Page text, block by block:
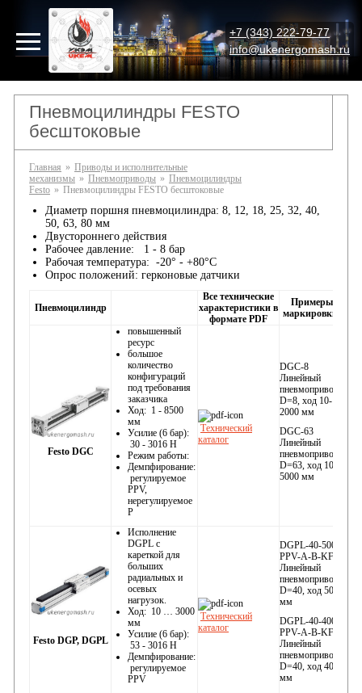
+7 (343) 222-79-77
info@ukenergomash.ru
Пневмоцилиндры FESTO
бесштоковые
Главная » Приводы и исполнительные
механизмы » Пневмоприводы » Пневмоцилиндры
Festo » Пневмоцилиндры FESTO бесштоковые
Диаметр поршня пневмоцилиндра: 8, 12, 18, 25, 32, 40,
50, 63, 80 мм
Двустороннего действия
Рабочее давление: 1 - 8 бар
Рабочая температура: -20° - +80°С
Опрос положений: герконовые датчики
Пневмоцилиндр
Все технические
характеристики в
формате PDF
Примеры
маркировки:
Festo DGС
повышенный
ресурс
большое
количество
конфигураций
под требования
заказчика
Ход: 1 - 8500
мм
Усилие (6 бар):
30 - 3016 Н
Режим работы:
Демпфирование:
регулируемое
PPV,
нерегулируемое
P
Технический
каталог
DGC-8
Линейный
пневмопривод
D=8, ход 10-
2000 мм
DGC-63
Линейный
пневмопривод
D=63, ход 10-
5000 мм
Festo DGP, DGPL
Исполнение
DGPL с
кареткой для
больших
радиальных и
осевых
нагрузок.
Ход: 10 … 3000
мм
Усилие (6 бар):
53 - 3016 Н
Демпфирование:
регулируемое
PPV
Технический
каталог
DGPL-40-500-
PPV-A-B-KF
Линейный
пневмопривод
D=40, ход 500
мм
DGPL-40-400-
PPV-A-B-KF
Линейный
пневмопривод
D=40, ход 400
мм